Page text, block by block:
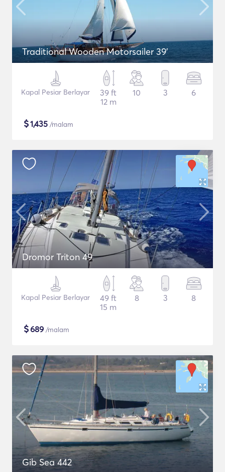
Traditional Wooden Motorsailer 39'
Kapal Pesiar Berlayar
39 ft
12 m
10 3 6
$1,435 /malam
Dromor Triton 49
Kapal Pesiar Berlayar
49 ft
15 m
8 3 8
$689 /malam
Gib Sea 442